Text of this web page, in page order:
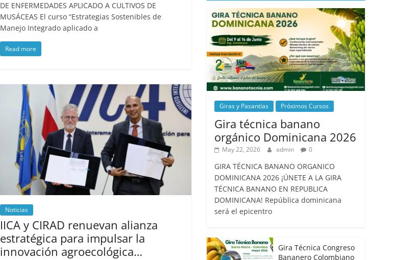
DE ENFERMEDADES APLICADO A CULTIVOS DE
MUSÁCEAS El curso “Estrategias Sostenibles de
Manejo Integrado aplicado a
Read more
Noticias
IICA y CIRAD renuevan alianza
estratégica para impulsar la
innovación agroecológica…
Giras y Pasantías Próximos Cursos
Gira técnica banano
orgánico Dominicana 2026
May 22, 2026 admin 0
GIRA TÉCNICA BANANO ORGANICO
DOMINICANA 2026 ¡ÚNETE A LA GIRA
TÉCNICA BANANO EN REPUBLICA
DOMINICANA! República dominicana
será el epicentro
Gira Técnica Congreso
Bananero Colombiano